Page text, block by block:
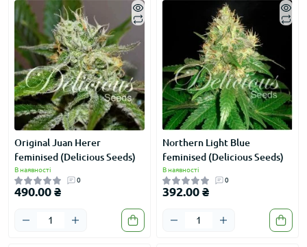
Original Juan Herer
feminised (Delicious Seeds)
В наявності
0
490.00 ₴
Northern Light Blue
feminised (Delicious Seeds)
В наявності
0
392.00 ₴